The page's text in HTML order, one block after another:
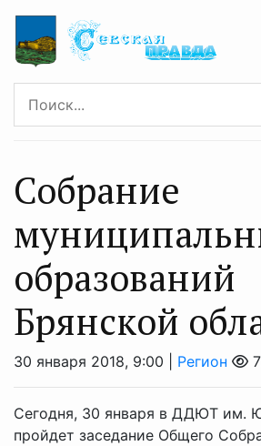
Собрание
образований
Брянской
30 января 2018, 9:00 | Регион
Сегодня, 30 января в ДДЮТ им.
пройдет заседание Общего